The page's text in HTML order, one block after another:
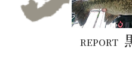
REPORT